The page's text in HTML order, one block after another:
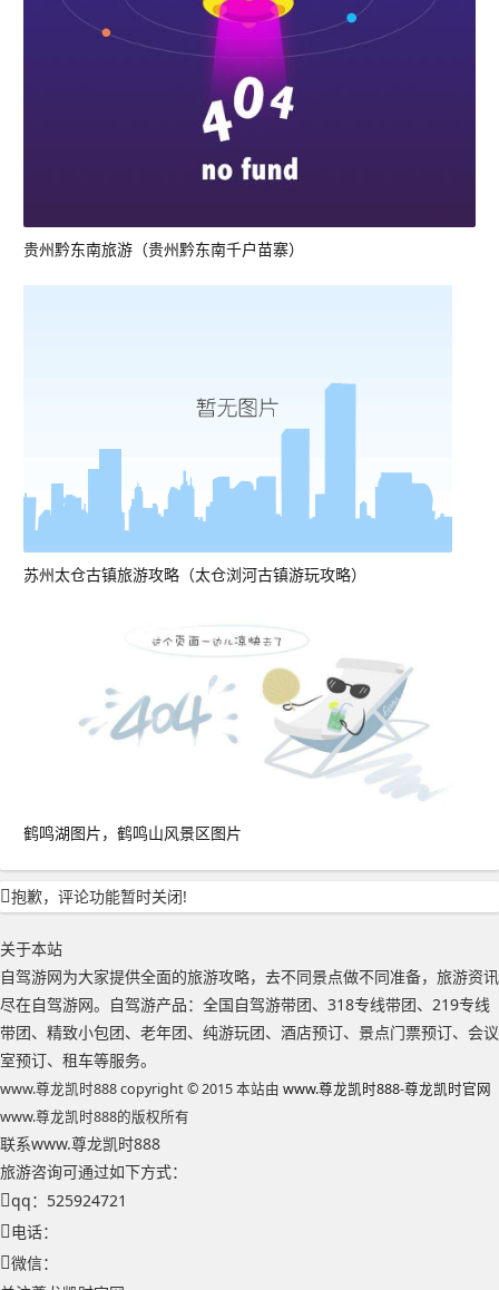
贵州黔东南旅游（贵州黔东南千户苗寨）
苏州太仓古镇旅游攻略（太仓浏河古镇游玩攻略）
鹤鸣湖图片，鹤鸣山风景区图片
抱歉，评论功能暂时关闭!
关于本站
自驾游网为大家提供全面的旅游攻略，去不同景点做不同准备，旅游资讯
尽在自驾游网。自驾游产品：全国自驾游带团、318专线带团、219专线
带团、精致小包团、老年团、纯游玩团、酒店预订、景点门票预订、会议
室预订、租车等服务。
www.尊龙凯时888 copyright © 2015 本站由 www.尊龙凯时888-尊龙凯时官网
www.尊龙凯时888的版权所有
联系www.尊龙凯时888
旅游咨询可通过如下方式：
qq：525924721
电话：
微信：